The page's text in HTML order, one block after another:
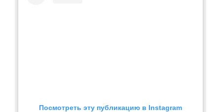
Посмотреть эту публикацию в Instagram